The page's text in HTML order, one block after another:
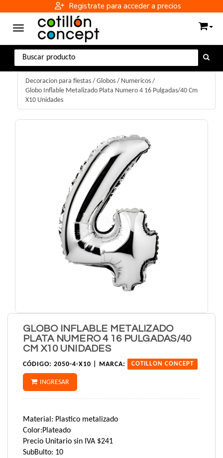
Registrate para acceder a precios
Toggle navigation
Decoracion para fiestas / Globos / Numericos /
Globo Inflable Metalizado Plata Numero 4 16 Pulgadas/40 Cm
X10 Unidades
GLOBO INFLABLE METALIZADO
PLATA NUMERO 4 16 PULGADAS/40
CM X10 UNIDADES
CÓDIGO: 2050-4-X10 | MARCA: COTILLON CONCEPT
INGRESAR
Material: Plastico metalizado
Color:Plateado
Precio Unitario sin IVA $241
SubBulto: 10